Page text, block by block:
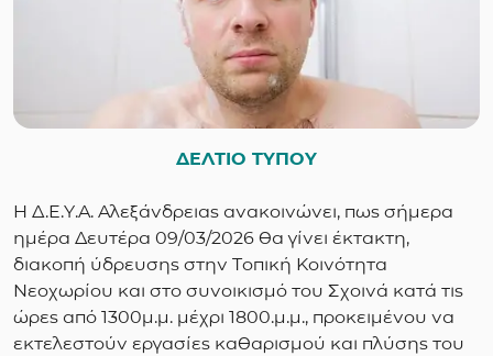
ΔΕΛΤΙΟ ΤΥΠΟΥ
Η Δ.Ε.Υ.Α. Αλεξάνδρειας ανακοινώνει, πως σήμερα
ημέρα Δευτέρα 09/03/2026 θα γίνει έκτακτη,
διακοπή ύδρευσης στην Τοπική Κοινότητα
Νεοχωρίου και στο συνοικισμό του Σχοινά κατά τις
ώρες από 1300μ.μ. μέχρι 1800.μ.μ., προκειμένου να
εκτελεστούν εργασίες καθαρισμού και πλύσης του